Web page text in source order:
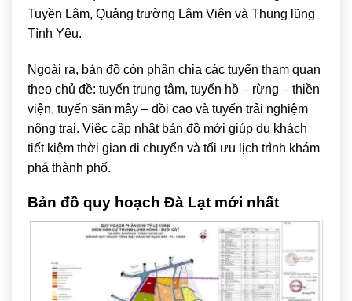
Tuyền Lâm, Quảng trường Lâm Viên và Thung lũng
Tình Yêu.
Ngoài ra, bản đồ còn phân chia các tuyến tham quan
theo chủ đề: tuyến trung tâm, tuyến hồ – rừng – thiền
viện, tuyến săn mây – đồi cao và tuyến trải nghiệm
nông trại. Việc cập nhật bản đồ mới giúp du khách
tiết kiệm thời gian di chuyển và tối ưu lịch trình khám
phá thành phố.
Bản đồ quy hoạch Đà Lạt mới nhất